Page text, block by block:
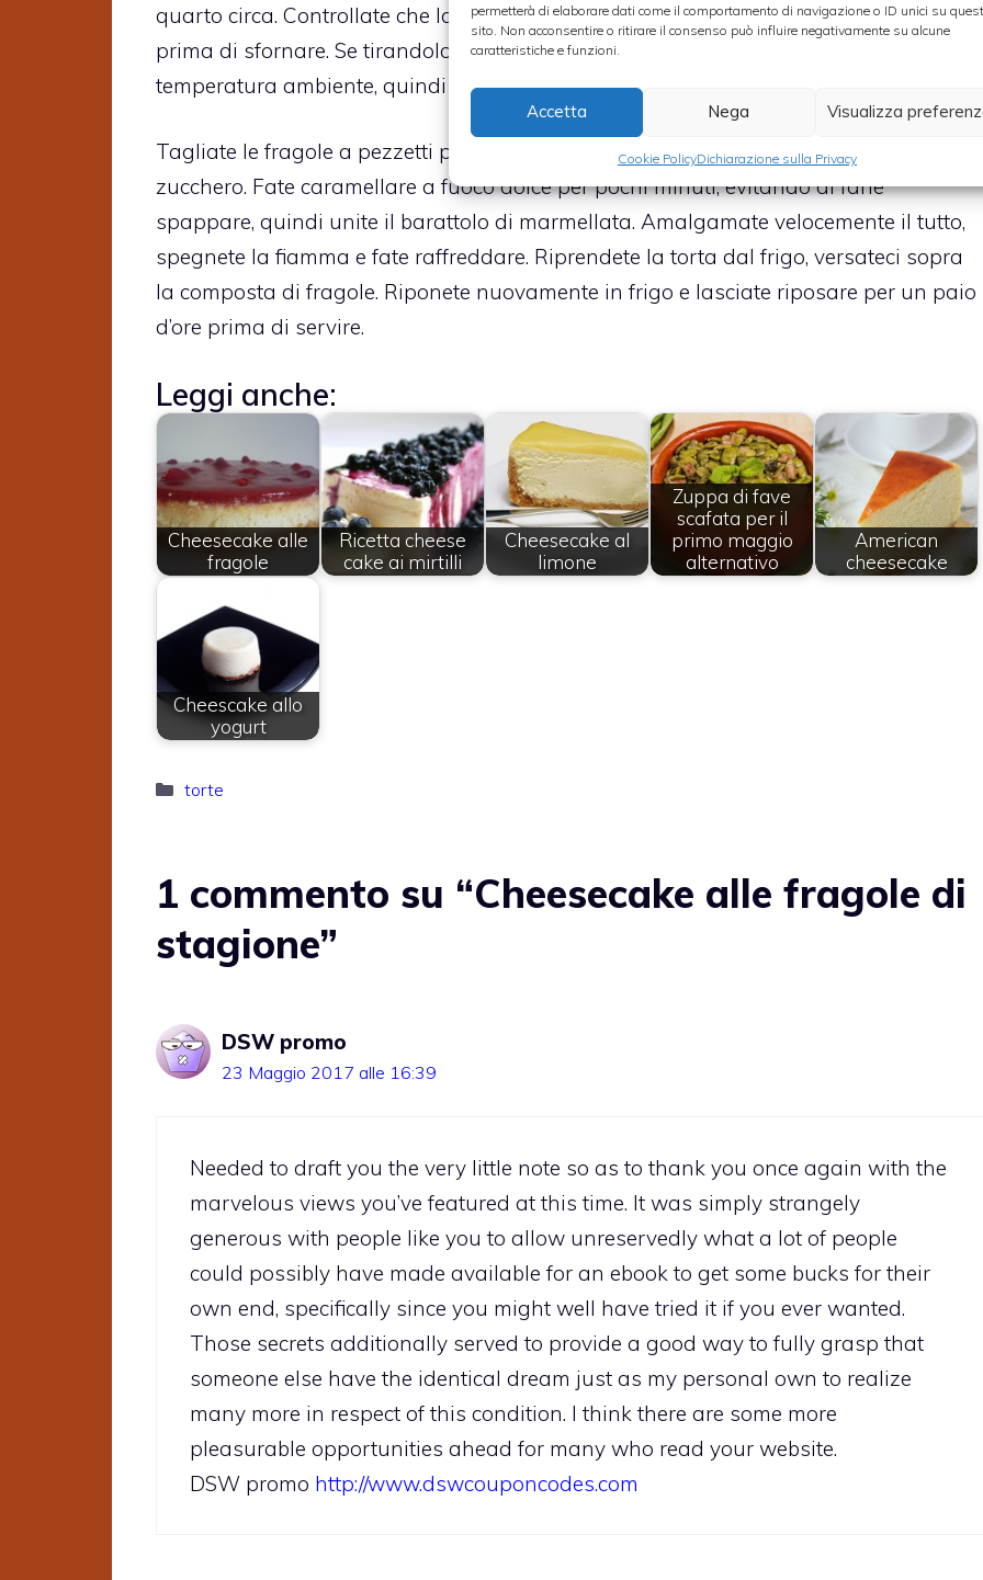
permetterà di elaborare dati come il comportamento di navigazione o ID unici su
sito. Non acconsentire o ritirare il consenso può influire negativamente su alcune
caratteristiche e funzioni.
Accetta Nega Visualizza
Cookie PolicyDichiarazione sulla Privacy
quarto circa. Controllate che la cheesecake sia cotta con l’aiuto di uno stuzzicadenti
prima di sfornare. Se tirandolo fuori è asciutto, la torta sarà cotta. Fate raffreddare a
temperatura ambiente, quindi mettetela in frigo e preparate il topping di fragole.
Tagliate le fragole a pezzetti piccoli e scaldatele in padella con un paio di cucchiai di
zucchero. Fate caramellare a fuoco dolce per pochi minuti, evitando di farle
spappare, quindi unite il barattolo di marmellata. Amalgamate velocemente il tutto,
spegnete la fiamma e fate raffreddare. Riprendete la torta dal frigo, versateci sopra
la composta di fragole. Riponete nuovamente in frigo e lasciate riposare per un paio
d’ore prima di servire.
Leggi anche:
Cheesecake alle
fragole
Ricetta cheese
cake ai mirtilli
Cheesecake al
limone
Zuppa di fave
scafata per il
primo maggio
alternativo
American
cheesecake
Cheescake allo
yogurt
Categorie
torte
1 commento su “Cheesecake alle fragole di
stagione”
DSW promo
23 Maggio 2017 alle 16:39
Needed to draft you the very little note so as to thank you once again with the
marvelous views you’ve featured at this time. It was simply strangely
generous with people like you to allow unreservedly what a lot of people
could possibly have made available for an ebook to get some bucks for their
own end, specifically since you might well have tried it if you ever wanted.
Those secrets additionally served to provide a good way to fully grasp that
someone else have the identical dream just as my personal own to realize
many more in respect of this condition. I think there are some more
pleasurable opportunities ahead for many who read your website.
DSW promo http://www.dswcouponcodes.com